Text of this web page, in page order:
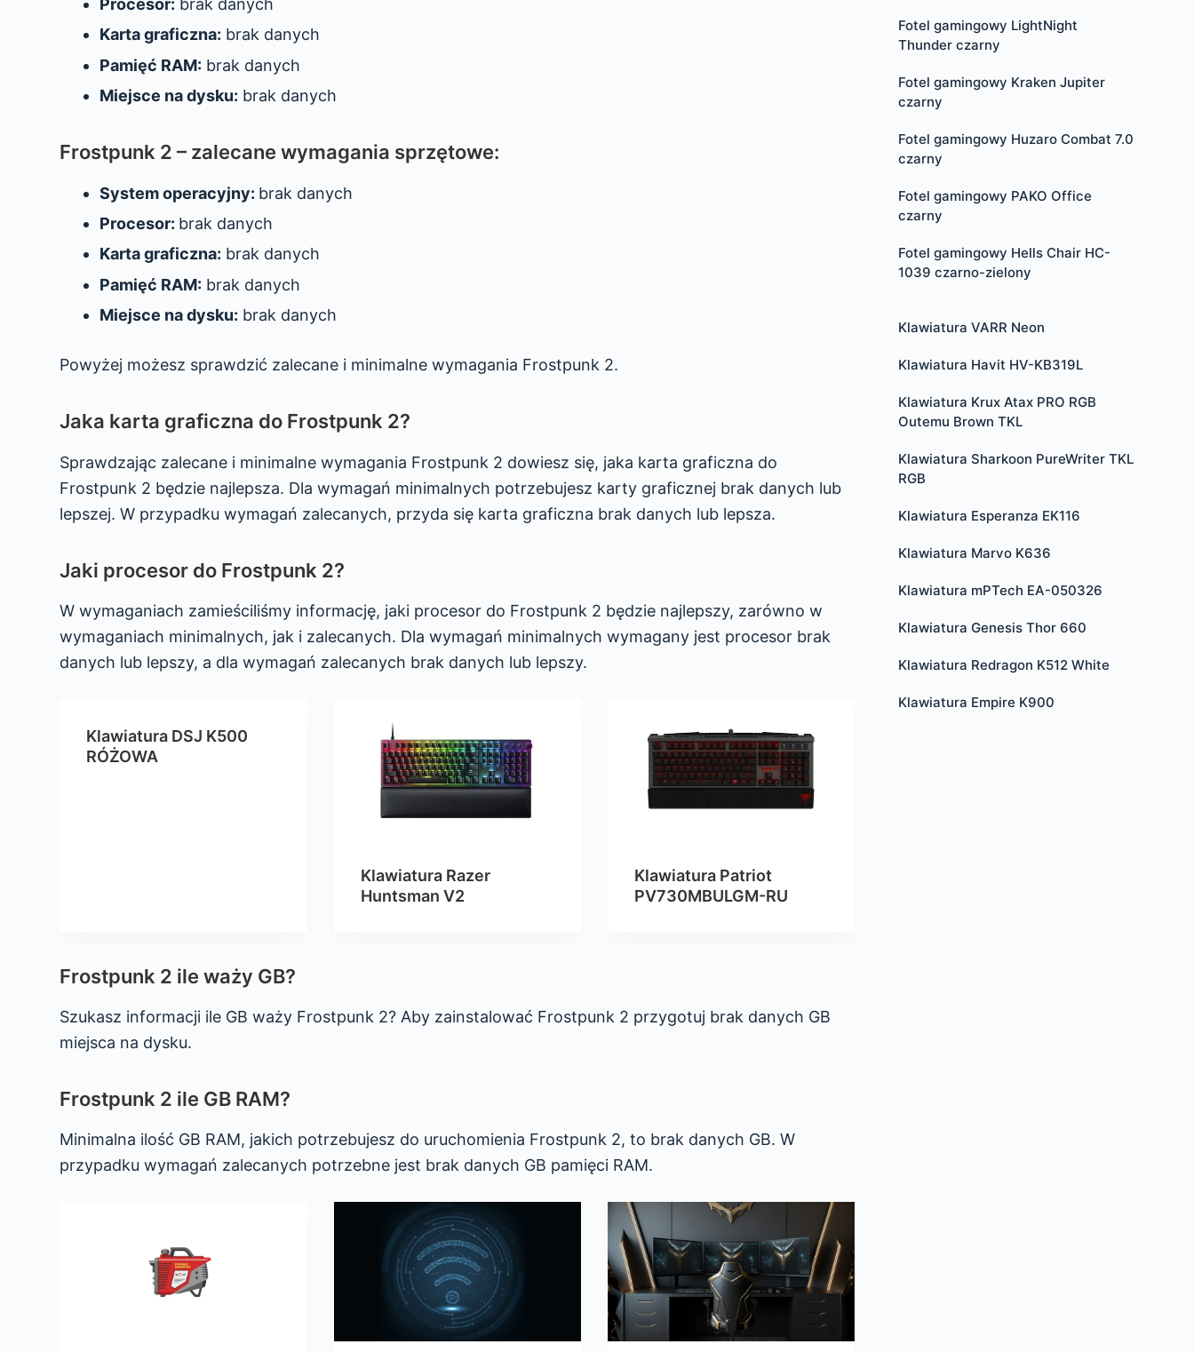
Procesor: brak danych
Karta graficzna: brak danych
Pamięć RAM: brak danych
Miejsce na dysku: brak danych
Frostpunk 2 – zalecane wymagania sprzętowe:
System operacyjny: brak danych
Procesor: brak danych
Karta graficzna: brak danych
Pamięć RAM: brak danych
Miejsce na dysku: brak danych
Powyżej możesz sprawdzić zalecane i minimalne wymagania Frostpunk 2.
Jaka karta graficzna do Frostpunk 2?
Sprawdzając zalecane i minimalne wymagania Frostpunk 2 dowiesz się, jaka karta graficzna do
Frostpunk 2 będzie najlepsza. Dla wymagań minimalnych potrzebujesz karty graficznej brak danych lub
lepszej. W przypadku wymagań zalecanych, przyda się karta graficzna brak danych lub lepsza.
Jaki procesor do Frostpunk 2?
W wymaganiach zamieściliśmy informację, jaki procesor do Frostpunk 2 będzie najlepszy, zarówno w
wymaganiach minimalnych, jak i zalecanych. Dla wymagań minimalnych wymagany jest procesor brak
danych lub lepszy, a dla wymagań zalecanych brak danych lub lepszy.
Klawiatura DSJ K500
RÓŻOWA
Klawiatura Razer
Huntsman V2
Klawiatura Patriot
PV730MBULGM-RU
Frostpunk 2 ile waży GB?
Szukasz informacji ile GB waży Frostpunk 2? Aby zainstalować Frostpunk 2 przygotuj brak danych GB
miejsca na dysku.
Frostpunk 2 ile GB RAM?
Minimalna ilość GB RAM, jakich potrzebujesz do uruchomienia Frostpunk 2, to brak danych GB. W
przypadku wymagań zalecanych potrzebne jest brak danych GB pamięci RAM.
Fotel gamingowy LightNight
Thunder czarny
Fotel gamingowy Kraken Jupiter
czarny
Fotel gamingowy Huzaro Combat 7.0
czarny
Fotel gamingowy PAKO Office
czarny
Fotel gamingowy Hells Chair HC-
1039 czarno-zielony
Klawiatura VARR Neon
Klawiatura Havit HV-KB319L
Klawiatura Krux Atax PRO RGB
Outemu Brown TKL
Klawiatura Sharkoon PureWriter TKL
RGB
Klawiatura Esperanza EK116
Klawiatura Marvo K636
Klawiatura mPTech EA-050326
Klawiatura Genesis Thor 660
Klawiatura Redragon K512 White
Klawiatura Empire K900